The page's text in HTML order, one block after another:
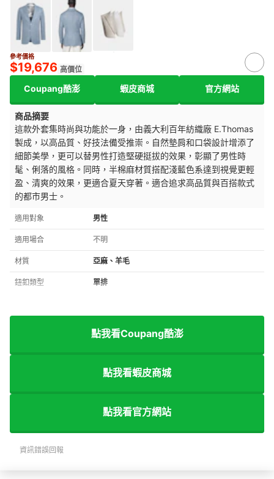
參考價格
$19,676 高價位
Coupang酷澎 蝦皮商城 官方網站
商品摘要
這款外套集時尚與功能於一身，由義大利百年紡織廠 E.Thomas
製成，以高品質、好技法備受推崇。自然墊肩和口袋設計增添了
細節美學，更可以替男性打造堅硬挺拔的效果，彰顯了男性時
髦、俐落的風格。同時，半棉麻材質搭配淺藍色系達到視覺更輕
盈、清爽的效果，更適合夏天穿著。適合追求高品質與百搭款式
的都市男士。
適用對象 男性
適用場合 不明
材質 亞麻、羊毛
鈕釦類型 單排
點我看Coupang酷澎
點我看蝦皮商城
點我看官方網站
資訊錯誤回報